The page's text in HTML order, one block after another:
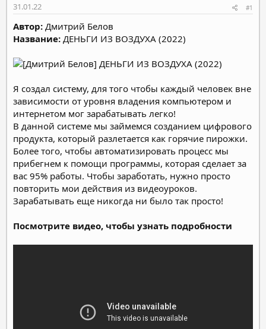
м
ы
а
л
а
31.01.22 #1
Автор: Дмитрий Белов
Название: ДЕНЬГИ ИЗ ВОЗДУХА (2022)
Я создал систему, для того чтобы каждый человек вне
зависимости от уровня владения компьютером и
интернетом мог зарабатывать легко!
В данной системе мы займемся созданием цифрового
продукта, который разлетается как горячие пирожки.
Более того, чтобы автоматизировать процесс мы
прибегнем к помощи программы, которая сделает за
вас 95% работы. Чтобы заработать, нужно просто
повторить мои действия из видеоуроков.
Зарабатывать еще никогда ни было так просто!
Посмотрите видео, чтобы узнать подробности